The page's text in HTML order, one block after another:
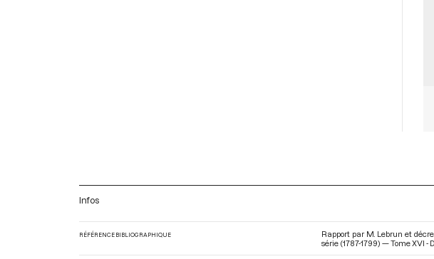
Infos
RÉFÉRENCE BIBLIOGRAPHIQUE
Rapport par M. Lebrun et
série (1787-1799) — Tome XVI -